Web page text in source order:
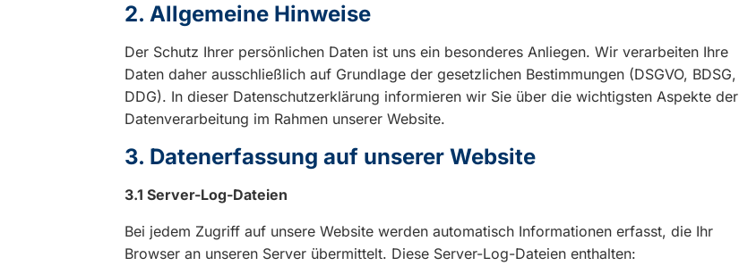
2. Allgemeine Hinweise
Der Schutz Ihrer persönlichen Daten ist uns ein besonderes Anliegen. Wir verarbeiten Ihre
Daten daher ausschließlich auf Grundlage der gesetzlichen Bestimmungen (DSGVO, BDSG,
DDG). In dieser Datenschutzerklärung informieren wir Sie über die wichtigsten Aspekte der
Datenverarbeitung im Rahmen unserer Website.
3. Datenerfassung auf unserer Website
3.1 Server-Log-Dateien
Bei jedem Zugriff auf unsere Website werden automatisch Informationen erfasst, die Ihr
Browser an unseren Server übermittelt. Diese Server-Log-Dateien enthalten: